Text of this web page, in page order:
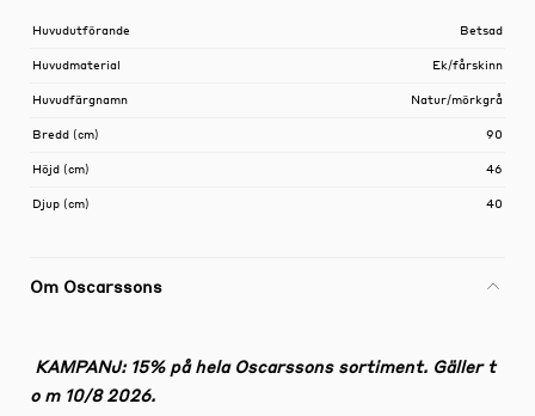
Huvudutförande Betsad
Huvudmaterial Ek/fårskinn
Huvudfärgnamn Natur/mörkgrå
Bredd (cm) 90
Höjd (cm) 46
Djup (cm) 40
Om Oscarssons
KAMPANJ: 15% på hela Oscarssons sortiment. Gäller t
o m 10/8 2026.